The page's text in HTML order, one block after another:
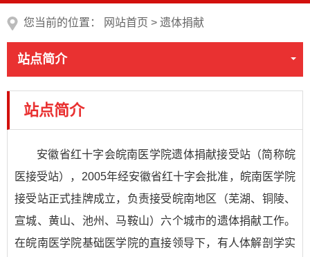
您当前的位置： 网站首页 > 遗体捐献
站点简介
站点简介
安徽省红十字会皖南医学院遗体捐献接受站（简称皖
医接受站），2005年经安徽省红十字会批准，皖南医学院
接受站正式挂牌成立，负责接受皖南地区（芜湖、铜陵、
宣城、黄山、池州、马鞍山）六个城市的遗体捐献工作。
在皖南医学院基础医学院的直接领导下，有人体解剖学实